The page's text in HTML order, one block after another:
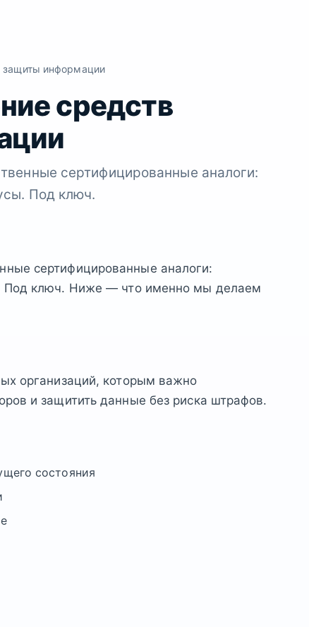
информации
средств
сертифицированные аналоги:
Под ключ.
сертифицированные аналоги:
Под ключ. Ниже — что именно мы делаем
организаций, которым важно
и защитить данные без риска штрафов.
состояния